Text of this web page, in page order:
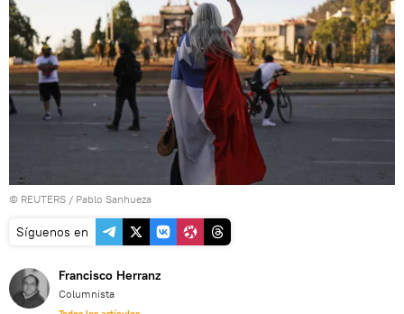
© REUTERS / Pablo Sanhueza
Síguenos en
Francisco Herranz
Columnista